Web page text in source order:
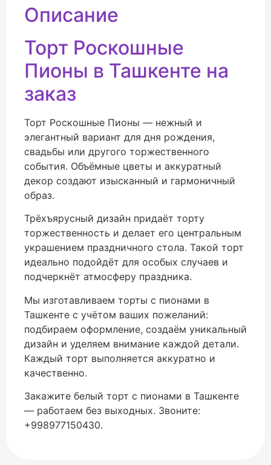
Описание
Торт Роскошные
Пионы в Ташкенте на
заказ
Торт Роскошные Пионы — нежный и
элегантный вариант для дня рождения,
свадьбы или другого торжественного
события. Объёмные цветы и аккуратный
декор создают изысканный и гармоничный
образ.
Трёхъярусный дизайн придаёт торту
торжественность и делает его центральным
украшением праздничного стола. Такой торт
идеально подойдёт для особых случаев и
подчеркнёт атмосферу праздника.
Мы изготавливаем торты с пионами в
Ташкенте с учётом ваших пожеланий:
подбираем оформление, создаём уникальный
дизайн и уделяем внимание каждой детали.
Каждый торт выполняется аккуратно и
качественно.
Закажите белый торт с пионами в Ташкенте
— работаем без выходных. Звоните:
+998977150430.